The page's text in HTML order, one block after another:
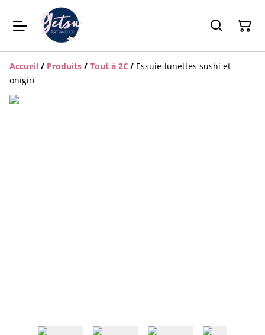
Accueil / Produits / Tout à 2€ / Essuie-lunettes sushi et
onigiri